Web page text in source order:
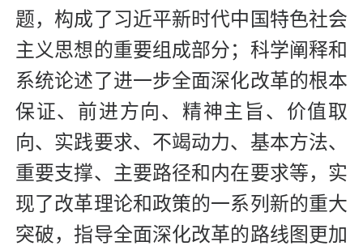
题，构成了习近平新时代中国特色社会
主义思想的重要组成部分；科学阐释和
系统论述了进一步全面深化改革的根本
保证、前进方向、精神主旨、价值取
向、实践要求、不竭动力、基本方法、
重要支撑、主要路径和内在要求等，实
现了改革理论和政策的一系列新的重大
突破，指导全面深化改革的路线图更加